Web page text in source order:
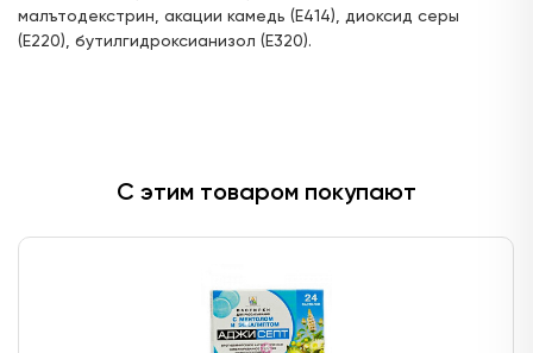
ул. Г. Кариева, д.3 (ТЦ "Престиж")
Универсиады)
Доступен для получения:
малътодекстрин, акации камедь (Е414), диоксид серы
(Е220), бутилгидроксианизол (Е320).
С этим товаром покупают